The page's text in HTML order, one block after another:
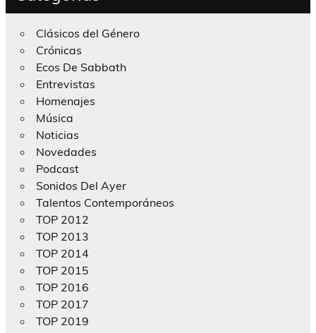
Clásicos del Género
Crónicas
Ecos De Sabbath
Entrevistas
Homenajes
Música
Noticias
Novedades
Podcast
Sonidos Del Ayer
Talentos Contemporáneos
TOP 2012
TOP 2013
TOP 2014
TOP 2015
TOP 2016
TOP 2017
TOP 2019